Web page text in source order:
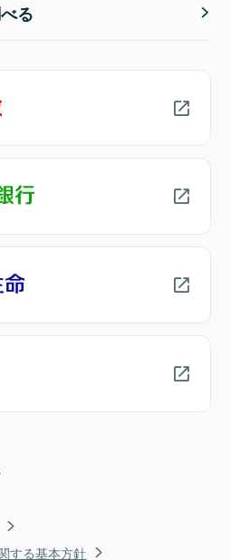
る
する基本方針